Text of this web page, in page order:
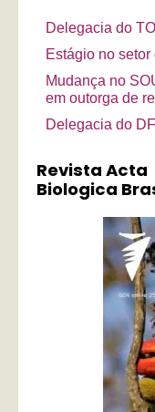
Delegacia do
Estágio no
Mudança no
em outorga de
Delegacia do
Revista Acta
Biologica